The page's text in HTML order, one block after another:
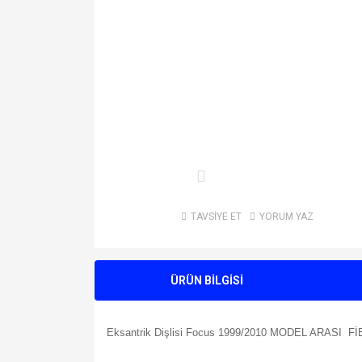
TAVSİYE ET YORUM YAZ
ÜRÜN BİLGİSİ
Eksantrik Dişlisi Focus 1999/2010 MODEL ARASI